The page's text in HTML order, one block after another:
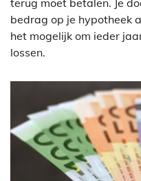
bedrag op je hypotheek
het mogelijk om ieder
lossen.